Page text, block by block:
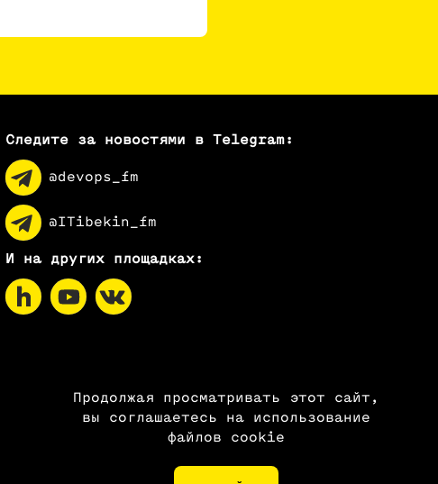
Следите за новостями в Telegram:
@devops_fm
@ITibekin_fm
И на других площадках:
Продолжая просматривать этот сайт,
вы соглашаетесь на использование
файлов cookie